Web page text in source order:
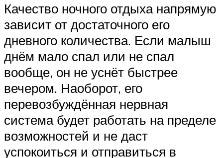
Качество ночного отдыха напрямую
зависит от достаточного его
дневного количества. Если малыш
днём мало спал или не спал
вообще, он не уснёт быстрее
вечером. Наоборот, его
перевозбуждённая нервная
система будет работать на пределе
возможностей и не даст
успокоиться и отправиться в